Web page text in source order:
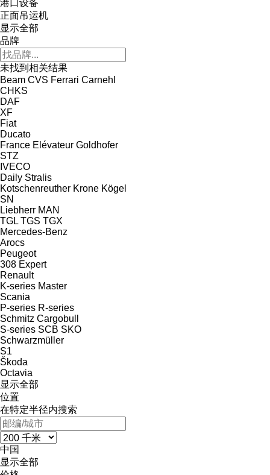
港口设备
正面吊运机
显示全部
品牌
未找到相关结果
Beam CVS Ferrari Carnehl
CHKS
DAF
XF
Fiat
Ducato
France Elévateur Goldhofer
STZ
IVECO
Daily Stralis
Kotschenreuther Krone Kögel
SN
Liebherr MAN
TGL TGS TGX
Mercedes-Benz
Arocs
Peugeot
308 Expert
Renault
K-series Master
Scania
P-series R-series
Schmitz Cargobull
S-series SCB SKO
Schwarzmüller
S1
Škoda
Octavia
显示全部
位置
在特定半径内搜索
中国
显示全部